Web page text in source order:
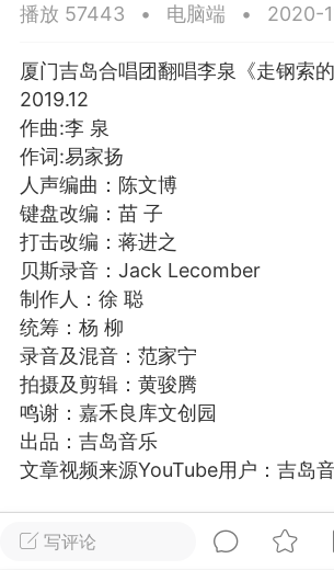
游戏
问答
任务
网络
VIP 7
29 21:24
电脑端 Surface Laptop Go 2
Laptop Go 2镜像
网盘下载
Laptop Go 2 i5/8/128 –
写评论
播放 57443 • 电脑端 • 2020-
厦门吉岛合唱团翻唱李泉《走钢索的
2019.12
作曲:李 泉
作词:易家扬
人声编曲：陈文博
键盘改编：苗 子
打击改编：蒋进之
贝斯录音：Jack Lecomber
制作人：徐 聪
统筹：杨 柳
录音及混音：范家宁
拍摄及剪辑：黄骏腾
鸣谢：嘉禾良库文创园
出品：吉岛音乐
文章视频来源YouTube用户：吉岛
0 5.74w